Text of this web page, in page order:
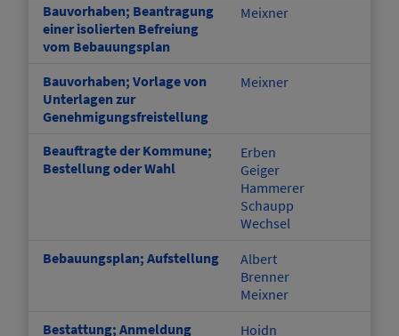
Bauvorhaben; Beantragung
einer isolierten Befreiung
vom Bebauungsplan
Meixner
Bauvorhaben; Vorlage von
Unterlagen zur
Genehmigungsfreistellung
Meixner
Beauftragte der Kommune;
Bestellung oder Wahl
Erben
Geiger
Hammerer
Schaupp
Wechsel
Bebauungsplan; Aufstellung
Albert
Brenner
Meixner
Bestattung; Anmeldung
Hoidn